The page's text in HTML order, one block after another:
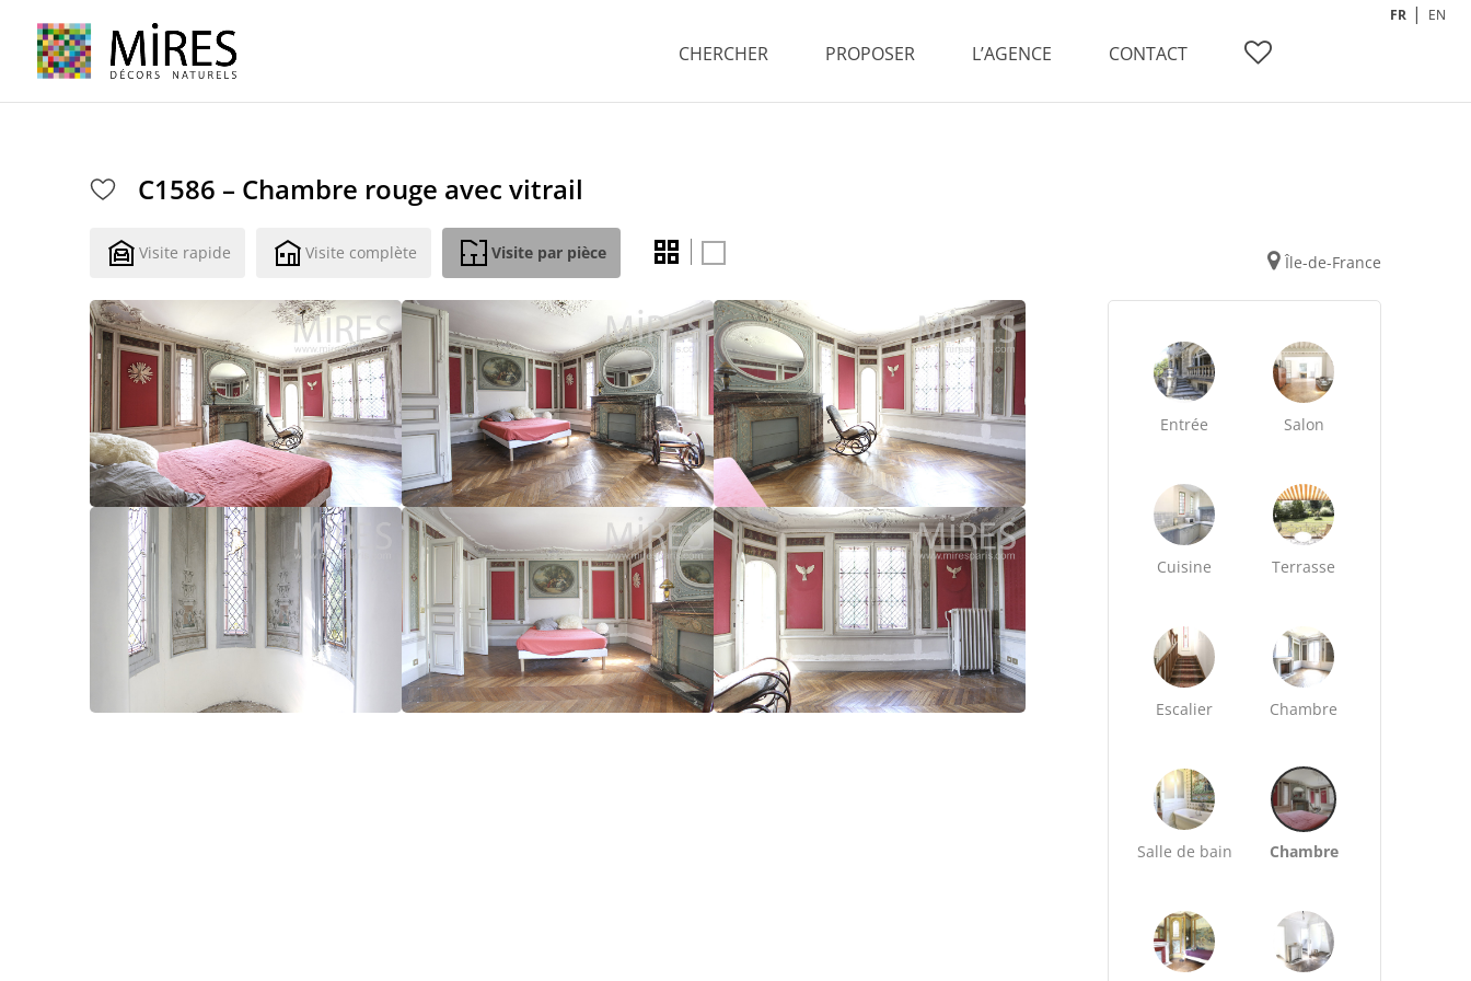
CHERCHER PROPOSER L’AGENCE CONTACT
FR EN
C1586 – Chambre rouge avec vitrail
Visite rapide Visite complète Visite par pièce Île-de-France
Entrée Salon
Cuisine Terrasse
Escalier Chambre
Salle de bain Chambre